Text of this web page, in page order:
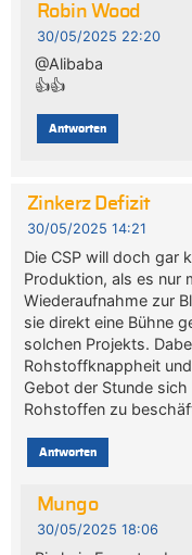
Robin Wood
30/05/2025 22:20
@Alibaba
👍👍
Antworten
Zinkerz Defizit
30/05/2025 14:21
Die CSP will doch gar
Produktion, als es nur
Wiederaufnahme zur
sie direkt eine Bühne
solchen Projekts.
Rohstoffknappheit
Gebot der Stunde
Rohstoffen zu
Antworten
Mungo
30/05/2025 18:06